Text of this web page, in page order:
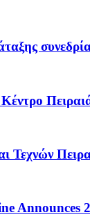
Τεχνών
Announces